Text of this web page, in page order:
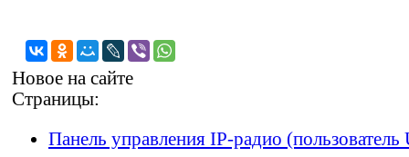
Новое на сайте
Страницы:
Панель управления IP-радио (пользователь